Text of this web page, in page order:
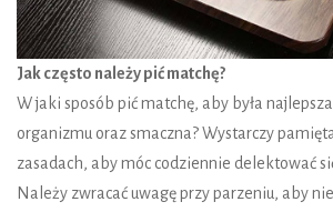
Jak często należy pić matchę?
W jaki sposób pić matchę, aby była
organizmu oraz smaczna? Wystarczy
zasadach, aby móc codziennie delektować
Należy zwracać uwagę przy parzeniu, aby